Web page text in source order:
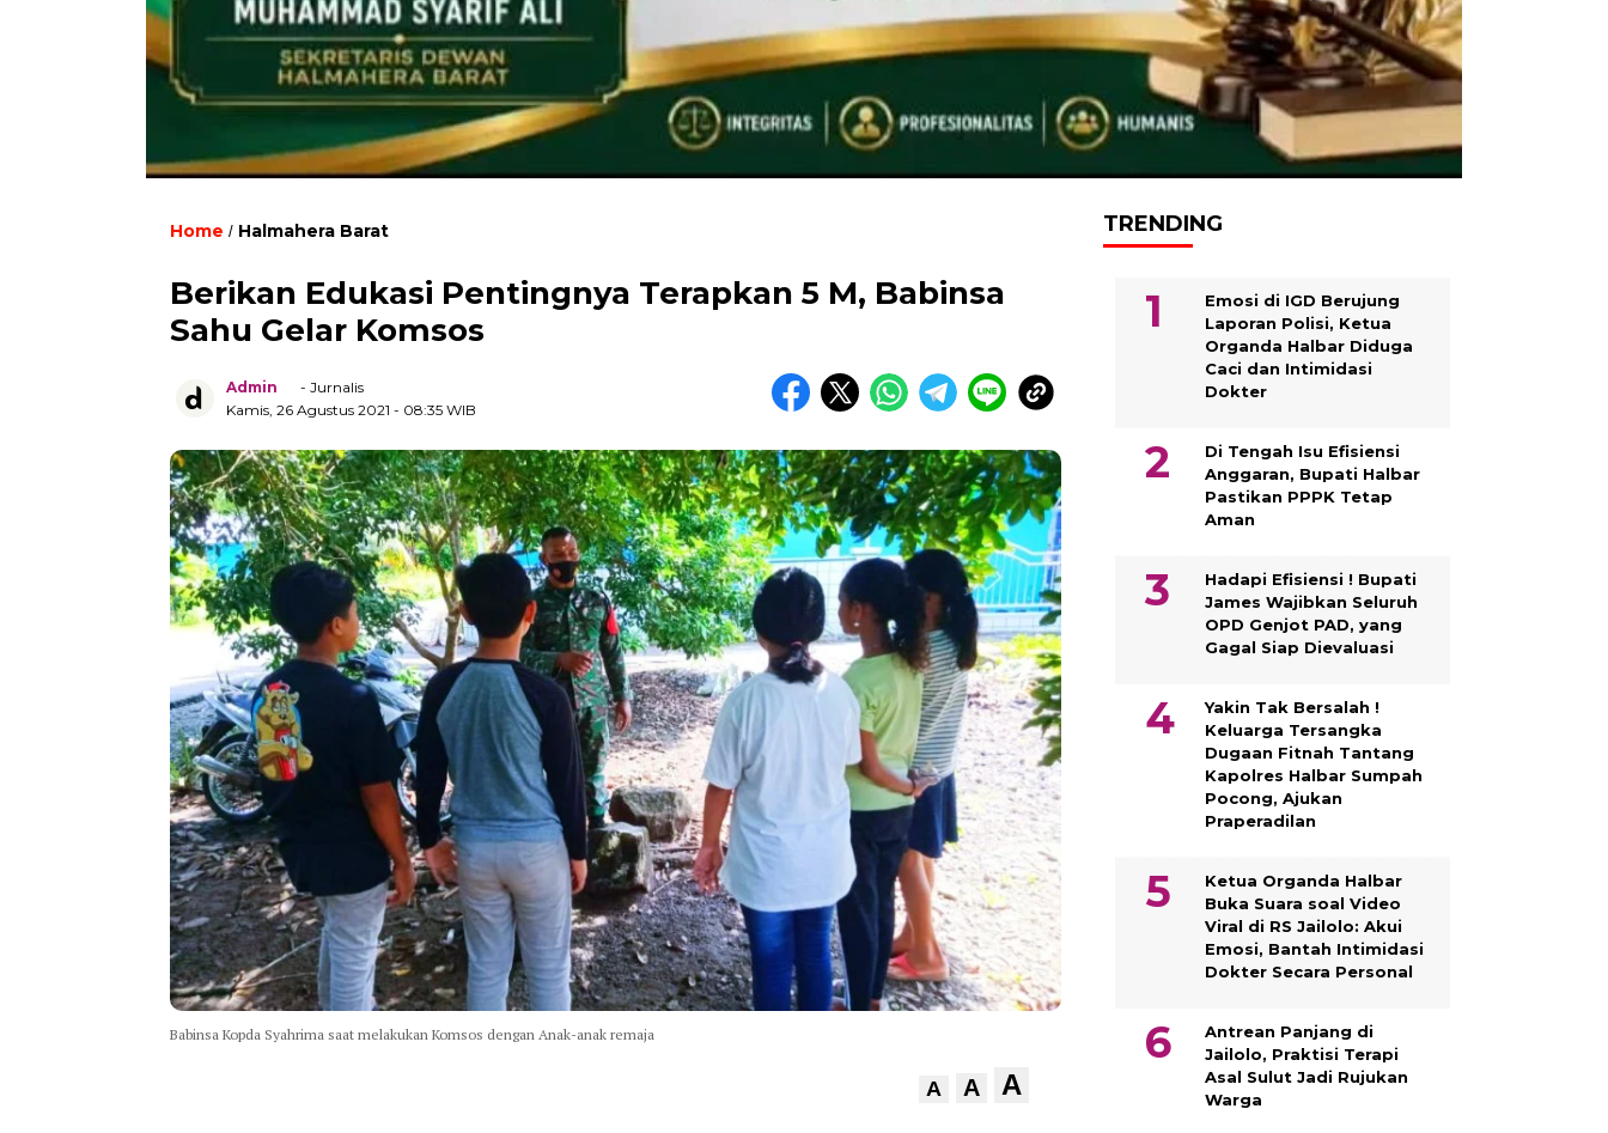
Home / Halmahera Barat
Berikan Edukasi Pentingnya Terapkan 5 M, Babinsa
Sahu Gelar Komsos
Admin
- Jurnalis
Kamis, 26 Agustus 2021 - 08:35 WIB
Babinsa Kopda Syahrima saat melakukan Komsos dengan Anak-anak remaja
A A A
TRENDING
Emosi di IGD Berujung
Laporan Polisi, Ketua
Organda Halbar Diduga
Caci dan Intimidasi
Dokter
Di Tengah Isu Efisiensi
Anggaran, Bupati Halbar
Pastikan PPPK Tetap
Aman
Hadapi Efisiensi ! Bupati
James Wajibkan Seluruh
OPD Genjot PAD, yang
Gagal Siap Dievaluasi
Yakin Tak Bersalah !
Keluarga Tersangka
Dugaan Fitnah Tantang
Kapolres Halbar Sumpah
Pocong, Ajukan
Praperadilan
Ketua Organda Halbar
Buka Suara soal Video
Viral di RS Jailolo: Akui
Emosi, Bantah Intimidasi
Dokter Secara Personal
Antrean Panjang di
Jailolo, Praktisi Terapi
Asal Sulut Jadi Rujukan
Warga